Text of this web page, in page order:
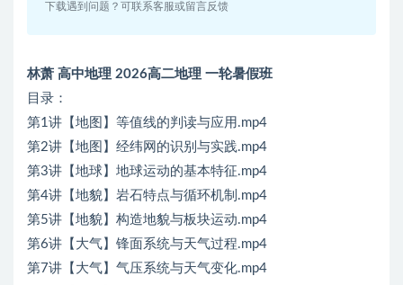
下载遇到问题？可联系客服或留言反馈
林萧 高中地理 2026高二地理 一轮暑假班
目录：
第1讲【地图】等值线的判读与应用.mp4
第2讲【地图】经纬网的识别与实践.mp4
第3讲【地球】地球运动的基本特征.mp4
第4讲【地貌】岩石特点与循环机制.mp4
第5讲【地貌】构造地貌与板块运动.mp4
第6讲【大气】锋面系统与天气过程.mp4
第7讲【大气】气压系统与天气变化.mp4